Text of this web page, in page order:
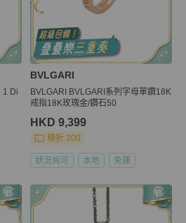
1 Di
BVLGARI
BVLGARI BVLGARI系列字母單鑽18K
戒指18K玫瑰金/鑽石50
HKD 9,399
現折 200
狀況尚可 本地 免運